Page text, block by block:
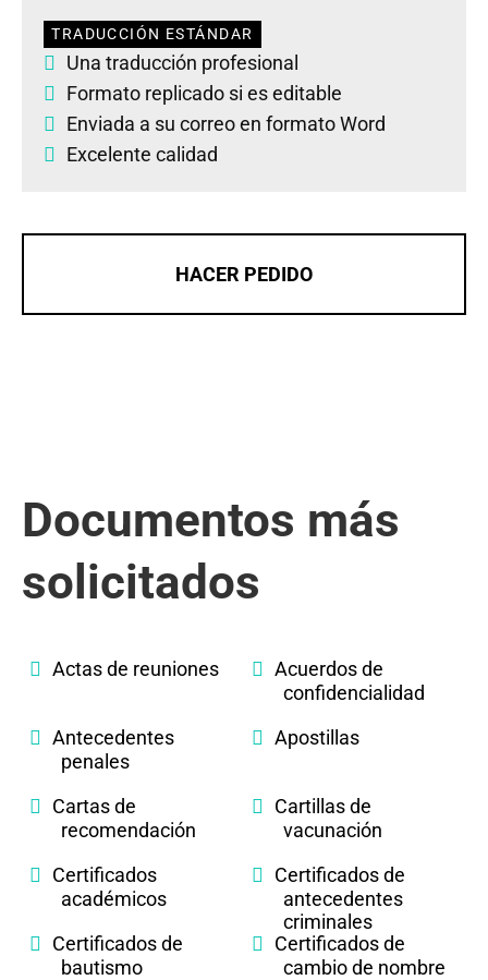
TRADUCCIÓN ESTÁNDAR
Una traducción profesional
Formato replicado si es editable
Enviada a su correo en formato Word
Excelente calidad
HACER PEDIDO
Documentos más
solicitados
Actas de reuniones
Acuerdos de
confidencialidad
Antecedentes
penales
Apostillas
Cartas de
recomendación
Cartillas de
vacunación
Certificados
académicos
Certificados de
antecedentes
criminales
Certificados de
bautismo
Certificados de
cambio de nombre